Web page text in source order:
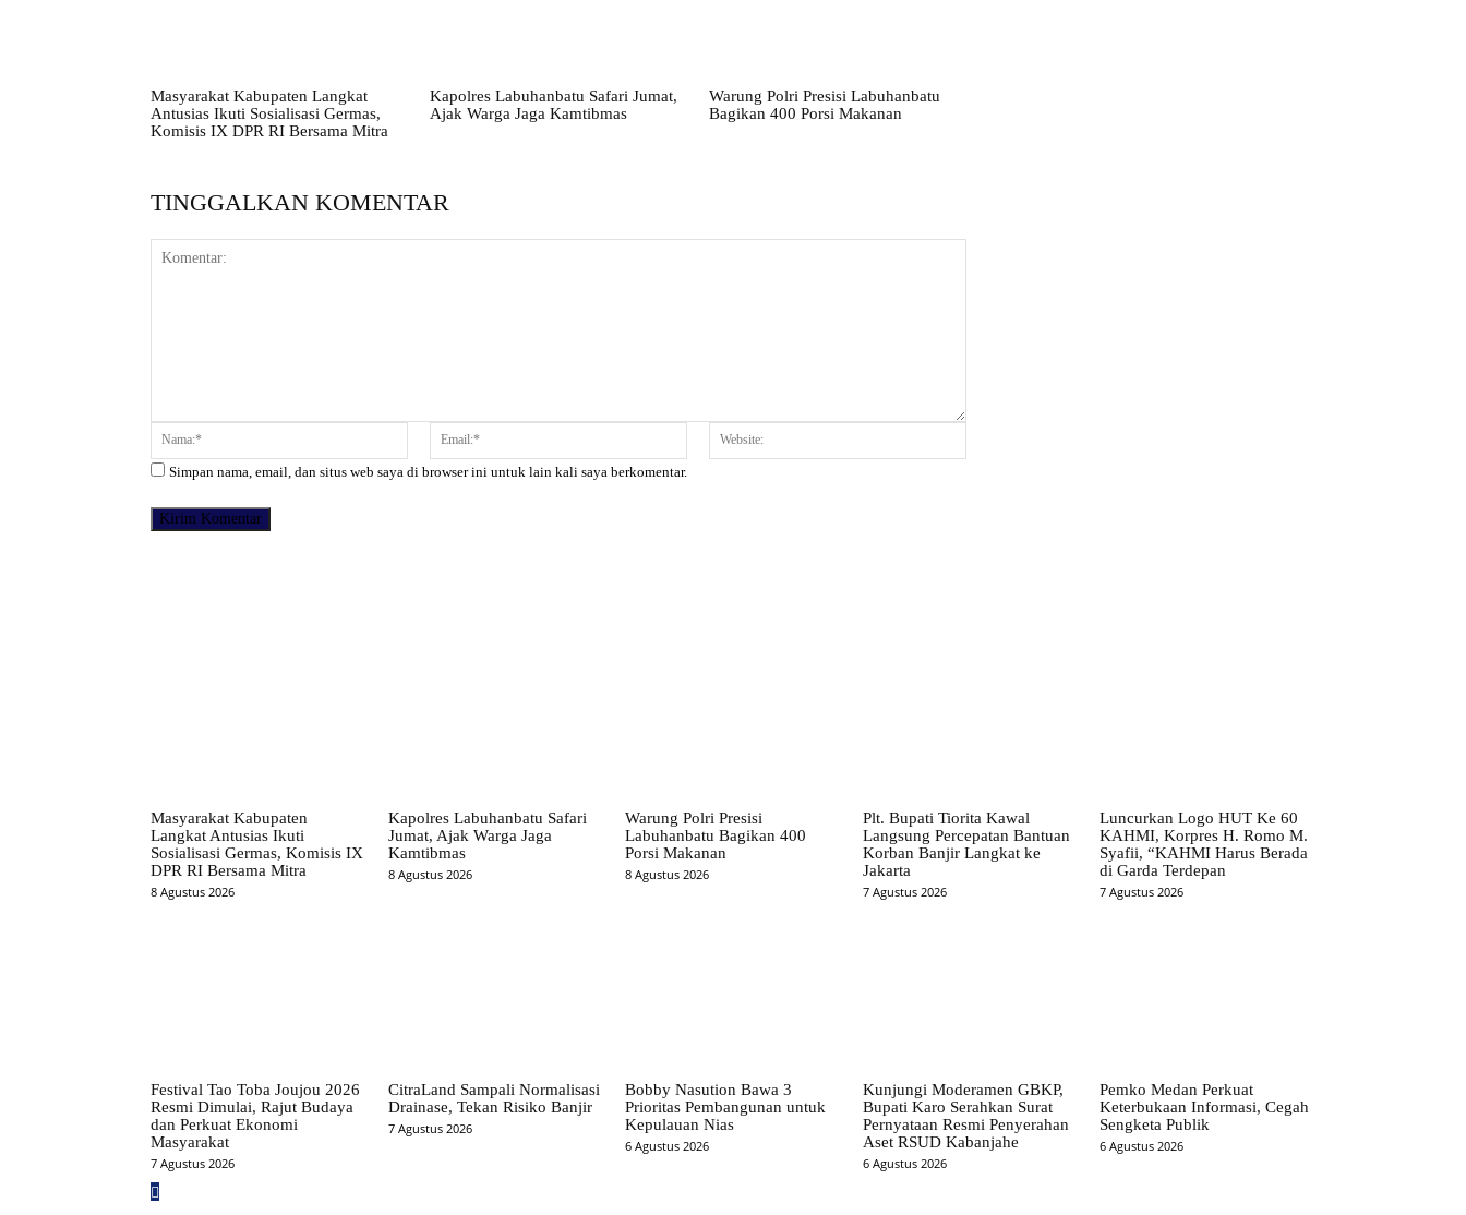
Masyarakat Kabupaten Langkat
Antusias Ikuti Sosialisasi Germas,
Komisis IX DPR RI Bersama Mitra
Kapolres Labuhanbatu Safari Jumat,
Ajak Warga Jaga Kamtibmas
Warung Polri Presisi Labuhanbatu
Bagikan 400 Porsi Makanan
TINGGALKAN KOMENTAR
Komentar: Nama:* Email:*
Simpan nama, email, dan situs web saya di browser ini untuk lain kali saya berkomentar.
Masyarakat Kabupaten
Langkat Antusias Ikuti
Sosialisasi Germas, Komisis IX
DPR RI Bersama Mitra
8 Agustus 2026
Kapolres Labuhanbatu Safari
Jumat, Ajak Warga Jaga
Kamtibmas
8 Agustus 2026
Warung Polri Presisi
Labuhanbatu Bagikan 400
Porsi Makanan
8 Agustus 2026
Plt. Bupati Tiorita Kawal
Langsung Percepatan Bantuan
Korban Banjir Langkat ke
Jakarta
7 Agustus 2026
Luncurkan Logo HUT Ke 60
KAHMI, Korpres H. Romo M.
Syafii, “KAHMI Harus Berada
di Garda Terdepan
7 Agustus 2026
Festival Tao Toba Joujou 2026
Resmi Dimulai, Rajut Budaya
dan Perkuat Ekonomi
Masyarakat
7 Agustus 2026
CitraLand Sampali Normalisasi
Drainase, Tekan Risiko Banjir
7 Agustus 2026
Bobby Nasution Bawa 3
Prioritas Pembangunan untuk
Kepulauan Nias
6 Agustus 2026
Kunjungi Moderamen GBKP,
Bupati Karo Serahkan Surat
Pernyataan Resmi Penyerahan
Aset RSUD Kabanjahe
6 Agustus 2026
Pemko Medan Perkuat
Keterbukaan Informasi, Cegah
Sengketa Publik
6 Agustus 2026